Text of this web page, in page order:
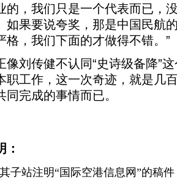
的，我们只是一个代表而已，
如果要说夸奖，那是中国民航
格，我们下面的才做得不错。”
传健不认同“史诗级备降”这
职工作，这一次奇迹，就是几
同完成的事情而已。
：
站注明“国际空港信息网”的稿件